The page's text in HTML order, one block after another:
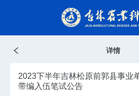
详情
2023下半年吉林松原前郭县事业
带编入伍笔试公告